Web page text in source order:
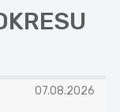
07.08.2026